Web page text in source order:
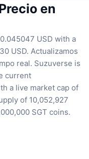
en
USD with a
USD. Actualizamos
real. Suzuverse is
current
a live market cap of
of 10,052,927
SGT coins.